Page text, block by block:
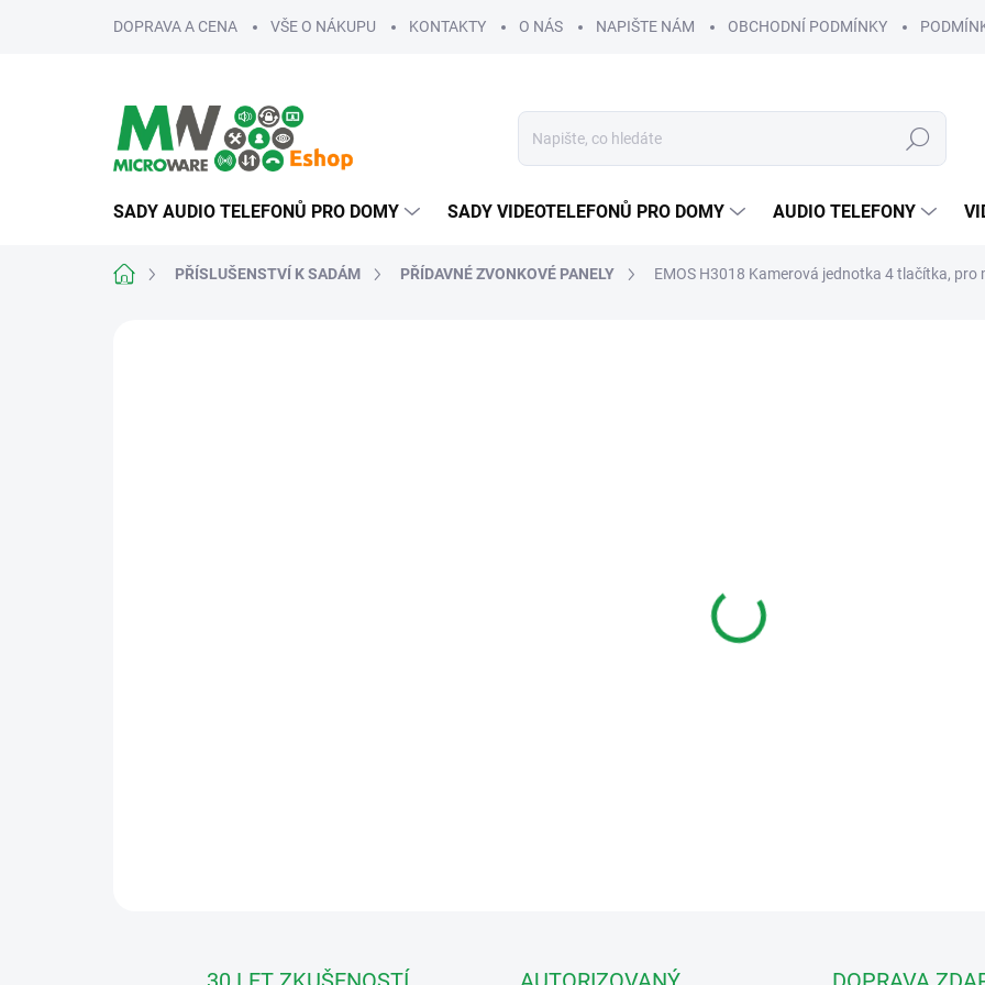
DOPRAVA A CENA VŠE O NÁKUPU KONTAKTY O NÁS NAPIŠTE NÁM OBCHODNÍ PODMÍNKY
Hledat
SADY AUDIO TELEFONŮ PRO DOMY SADY VIDEOTELEFONŮ PRO DOMY AUDIO TELEFONY
Domů PŘÍSLUŠENSTVÍ K SADÁM PŘÍDAVNÉ ZVONKOVÉ PANELY EMOS H3018 Kamerová jednotka 4 tlačítka,
Kamerová jednotka pro